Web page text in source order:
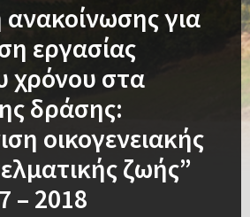
για
εργασίας
χρόνου στα
δράσης:
οικογενειακής
ζωής”
– 2018